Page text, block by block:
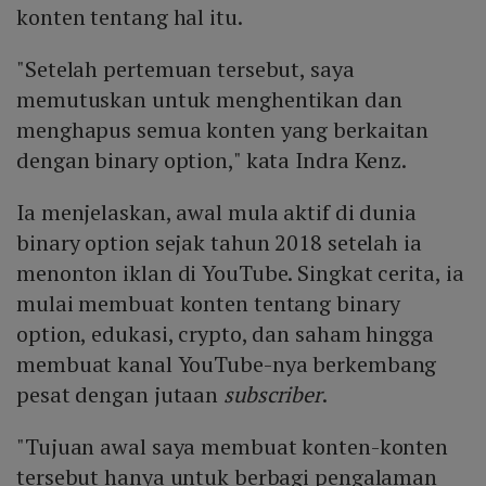
konten tentang hal itu.
"Setelah pertemuan tersebut, saya
memutuskan untuk menghentikan dan
menghapus semua konten yang berkaitan
dengan binary option," kata Indra Kenz.
Ia menjelaskan, awal mula aktif di dunia
binary option sejak tahun 2018 setelah ia
menonton iklan di YouTube. Singkat cerita, ia
mulai membuat konten tentang binary
option, edukasi, crypto, dan saham hingga
membuat kanal YouTube-nya berkembang
pesat dengan jutaan subscriber.
"Tujuan awal saya membuat konten-konten
tersebut hanya untuk berbagi pengalaman